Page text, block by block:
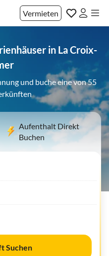
Vermieten
in La Croix-
und buche eine von 55
Aufenthalt Direkt
Buchen
Suchen